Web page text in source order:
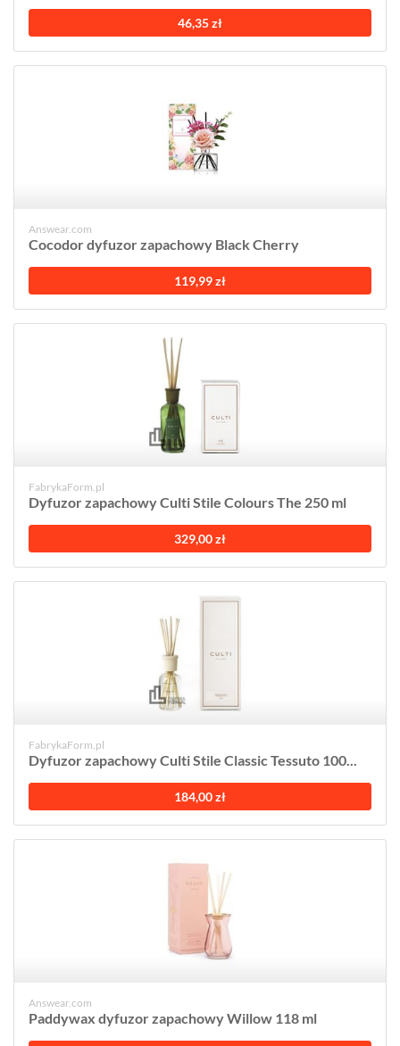
46,35 zł
Answear.com
Cocodor dyfuzor zapachowy Black Cherry
119,99 zł
FabrykaForm.pl
Dyfuzor zapachowy Culti Stile Colours The 250 ml
329,00 zł
FabrykaForm.pl
Dyfuzor zapachowy Culti Stile Classic Tessuto 100...
184,00 zł
Answear.com
Paddywax dyfuzor zapachowy Willow 118 ml